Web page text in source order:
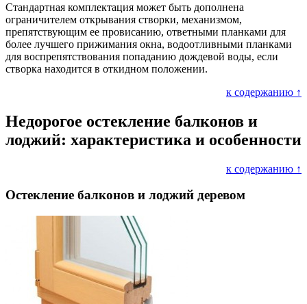
Стандартная комплектация может быть дополнена
ограничителем открывания створки, механизмом,
препятствующим ее провисанию, ответными планками для
более лучшего прижимания окна, водоотливными планками
для воспрепятствования попаданию дождевой воды, если
створка находится в откидном положении.
к содержанию ↑
Недорогое остекление балконов и
лоджий: характеристика и особенности
к содержанию ↑
Остекление балконов и лоджий деревом